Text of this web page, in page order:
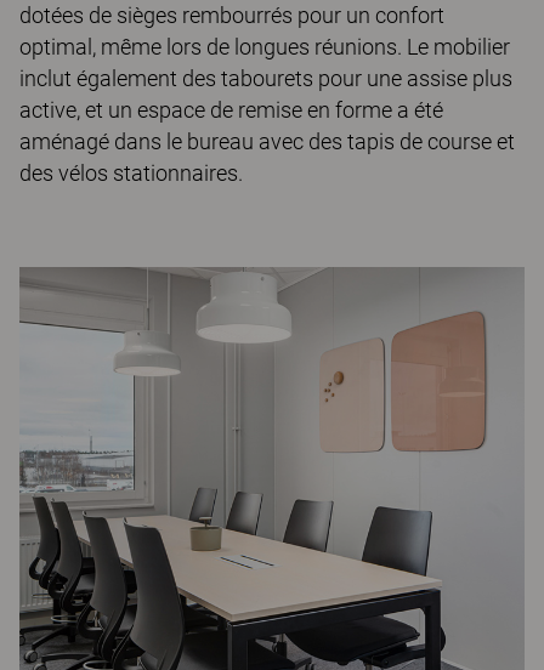
dotées de sièges rembourrés pour un confort
optimal, même lors de longues réunions. Le mobilier
inclut également des tabourets pour une assise plus
active, et un espace de remise en forme a été
aménagé dans le bureau avec des tapis de course et
des vélos stationnaires.